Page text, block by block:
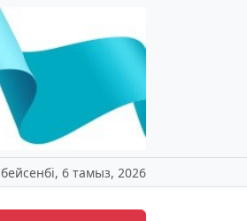
бейсенбі, 6 тамыз, 2026